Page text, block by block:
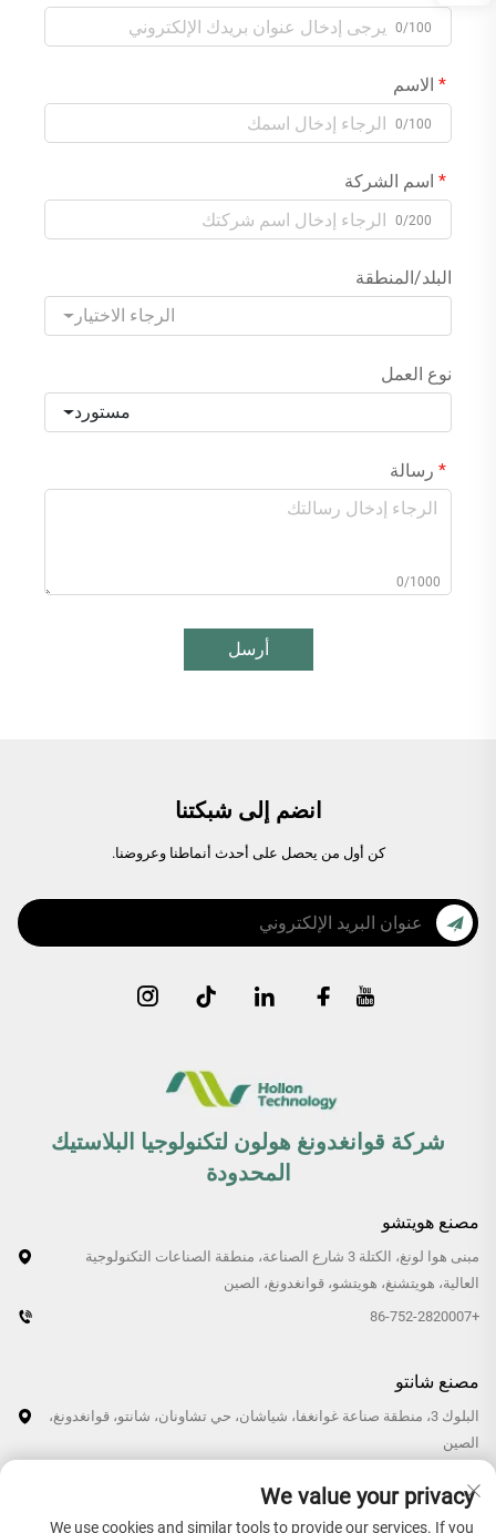
0/100
الاسم
0/100
اسم الشركة
0/200
البلد/المنطقة
الرجاء الاختيار
نوع العمل
مستورد
رسالة
0/1000
أرسل
انضم إلى شبكتنا
كن أول من يحصل على أحدث أنماطنا وعروضنا.
شركة قوانغدونغ هولون لتكنولوجيا البلاستيك
المحدودة
مصنع هويتشو
مبنى هوا لونغ، الكتلة 3 شارع الصناعة، منطقة الصناعات التكنولوجية
العالية، هويتشنغ، هويتشو، قوانغدونغ، الصين
+86-752-2820007
مصنع شانتو
البلوك 3، منطقة صناعة غوانغفا، شياشان، حي تشاونان، شانتو، قوانغدونغ،
الصين
We value your privacy
We use cookies and similar tools to provide our services. If you